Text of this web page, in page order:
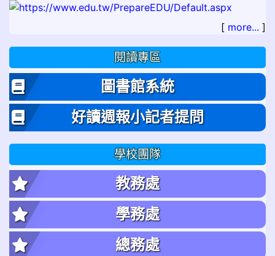
[ more... ]
閱讀專區
圖書館系統
好讀週報小記者提問
學校團隊
教務處
學務處
總務處